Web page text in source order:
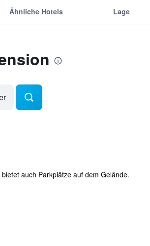
Ähnliche Hotels Lage
auch Parkplätze auf dem Gelände.